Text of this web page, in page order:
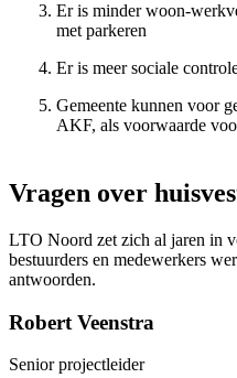
Er is minder woon-
met parkeren
Er is meer sociale
Gemeente kunnen voor
AKF, als voorwaarde
Vragen over
LTO Noord zet zich al jaren in
bestuurders en medewerkers
antwoorden.
Robert Veenstra
Senior projectleider